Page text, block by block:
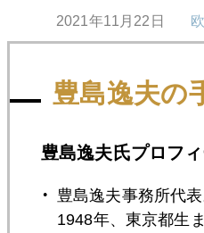
2021年11月22日
2021年11月19日
豊島逸夫の
豊島逸夫氏プロフ
豊島逸夫事務所代表
1948年、東京都生